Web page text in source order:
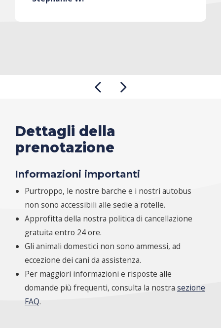
Dettagli della
prenotazione
Informazioni importanti
Purtroppo, le nostre barche e i nostri autobus
non sono accessibili alle sedie a rotelle.
Approfitta della nostra politica di cancellazione
gratuita entro 24 ore.
Gli animali domestici non sono ammessi, ad
eccezione dei cani da assistenza.
Per maggiori informazioni e risposte alle
domande più frequenti, consulta la nostra sezione
FAQ.